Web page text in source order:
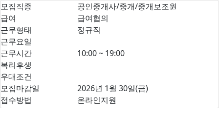
모집직종
공인중개사/중개/중개보조원
급여
급여협의
근무형태
정규직
근무요일
근무시간
10:00 ~ 19:00
복리후생
우대조건
모집마감일
2026년 1월 30일(금)
접수방법
온라인지원